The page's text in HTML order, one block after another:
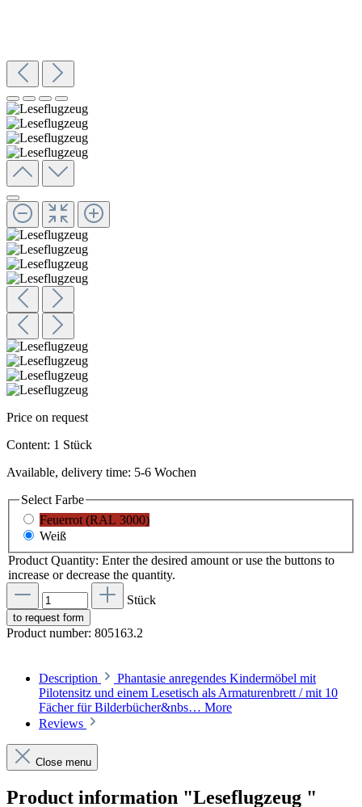
Price on request
Content: 1 Stück
Available, delivery time: 5-6 Wochen
Select Farbe
Feuerrot (RAL 3000)
Weiß
Product Quantity: Enter the desired amount or use the buttons to
increase or decrease the quantity.
Stück
to request form
Product number: 805163.2
Description
Phantasie anregendes Kindermöbel mit
Pilotensitz und einem Lesetisch als Armaturenbrett / mit 10
Fächer für Bilderbücher&nbs… More
Reviews
Close menu
Product information "Leseflugzeug "